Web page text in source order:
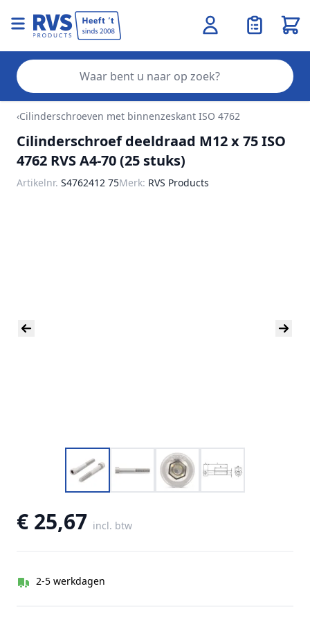
Ga naar de inhoud
‹Cilinderschroeven met binnenzeskant ISO 4762
Cilinderschroef deeldraad M12 x 75 ISO
4762 RVS A4-70 (25 stuks)
Artikelnr. S4762412 75Merk: RVS Products
€ 25,67 incl. btw
2-5 werkdagen